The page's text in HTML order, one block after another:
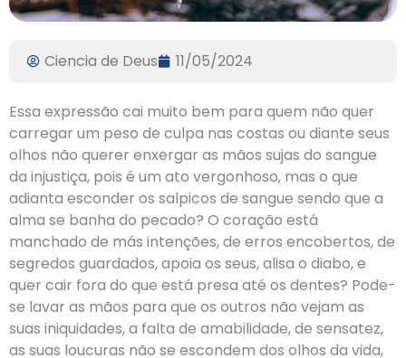
Ciencia de Deus 11/05/2024
Essa expressão cai muito bem para quem não quer
carregar um peso de culpa nas costas ou diante seus
olhos não querer enxergar as mãos sujas do sangue
da injustiça, pois é um ato vergonhoso, mas o que
adianta esconder os salpicos de sangue sendo que a
alma se banha do pecado? O coração está
manchado de más intenções, de erros encobertos, de
segredos guardados, apoia os seus, alisa o diabo, e
quer cair fora do que está presa até os dentes? Pode-
se lavar as mãos para que os outros não vejam as
suas iniquidades, a falta de amabilidade, de sensatez,
as suas loucuras não se escondem dos olhos da vida,